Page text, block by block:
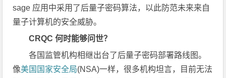
sage 应用中采用了后量子密码算法，以此防范未来来自
量子计算机的安全威胁。
CRQC 何时能够问世？
各国监管机构相继出台了后量子密码部署路线图。
像美国国家安全局(NSA)一样，很多机构坦言，目前无法